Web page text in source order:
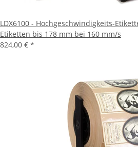
LDX6100 - Hochgeschwindigkeits-
Etiketten bis 178 mm bei 160 mm/s
824,00 € *